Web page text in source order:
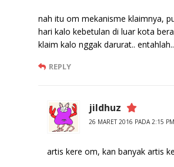
nah itu om mekanisme klaimnya,
hari kalo kebetulan di luar kota
klaim kalo nggak darurat.. entahlah..
REPLY
jildhuz
26 MARET 2016 PADA 2:15 PM
artis kere om, kan banyak artis